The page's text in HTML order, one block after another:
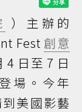
）主辦的
Fest 創意
4 日至 7 日
場。今年
到美國影藝